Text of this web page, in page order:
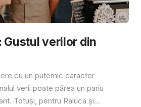
Gustul verilor din
cu un puternic caracter
verii poate părea un pariu
Totuși, pentru Raluca și...